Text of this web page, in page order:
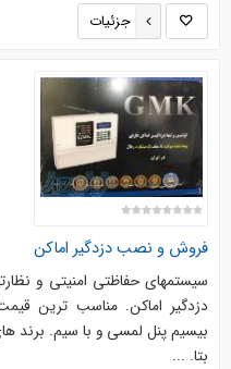
جزئیات
فروش و نصب دزدگیر اماکن
سیستمهای حفاظتی امنیتی و
دزدگیر اماکن. مناسب ترین
بتا. ...